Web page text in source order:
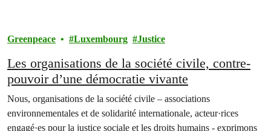
Greenpeace Luxembourg Justice
Les organisations de la société civile, contre-
pouvoir d’une démocratie vivante
Nous, organisations de la société civile – associations
environnementales et de solidarité internationale, acteur·rices
engagé·es pour la justice sociale et les droits humains - exprimons